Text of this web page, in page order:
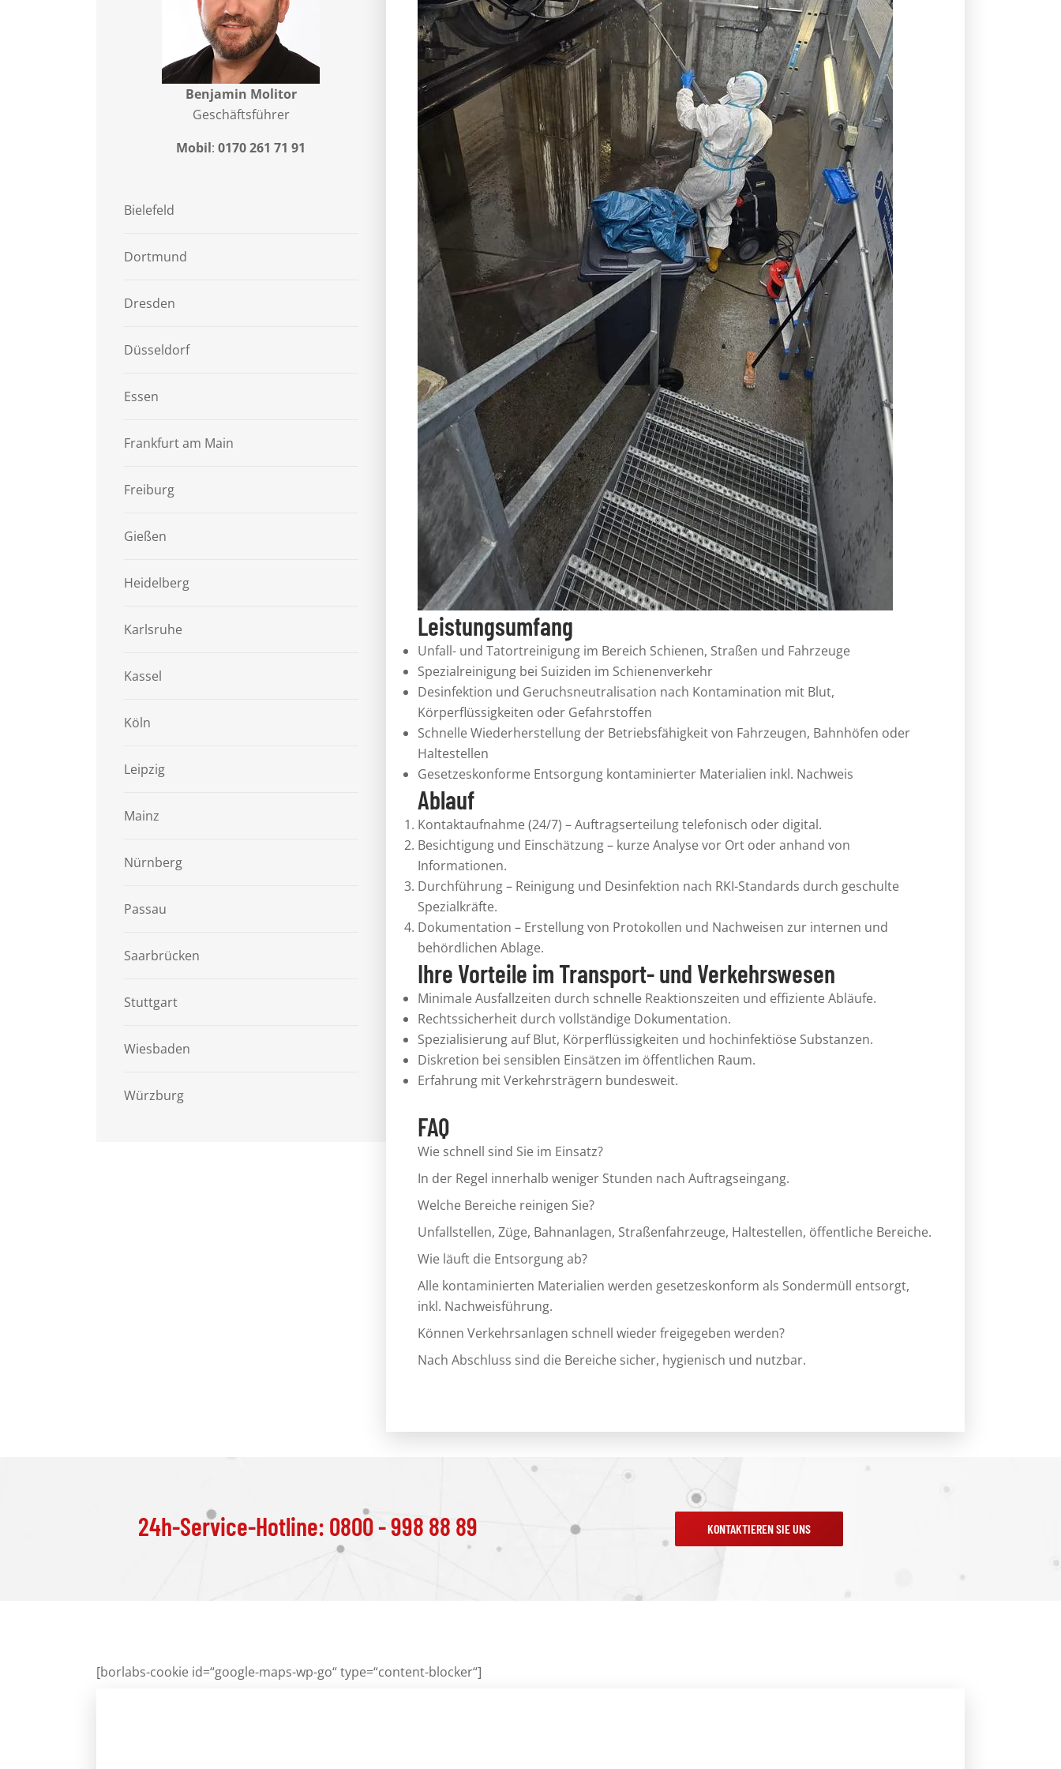
Benjamin Molitor
Geschäftsführer
Mobil:0170 261 71 91
Bielefeld
Dortmund
Dresden
Düsseldorf
Essen
Frankfurt am Main
Freiburg
Gießen
Heidelberg
Karlsruhe
Kassel
Köln
Leipzig
Mainz
Nürnberg
Passau
Saarbrücken
Stuttgart
Wiesbaden
Würzburg
Leistungsumfang
Unfall- und Tatortreinigung im Bereich Schienen, Straßen und Fahrzeuge
Spezialreinigung bei Suiziden im Schienenverkehr
Desinfektion und Geruchsneutralisation nach Kontamination mit Blut,
Körperflüssigkeiten oder Gefahrstoffen
Schnelle Wiederherstellung der Betriebsfähigkeit von Fahrzeugen, Bahnhöfen oder
Haltestellen
Gesetzeskonforme Entsorgung kontaminierter Materialien inkl. Nachweis
Ablauf
Kontaktaufnahme (24/7) – Auftragserteilung telefonisch oder digital.
Besichtigung und Einschätzung – kurze Analyse vor Ort oder anhand von
Informationen.
Durchführung – Reinigung und Desinfektion nach RKI-Standards durch geschulte
Spezialkräfte.
Dokumentation – Erstellung von Protokollen und Nachweisen zur internen und
behördlichen Ablage.
Ihre Vorteile im Transport- und Verkehrswesen
Minimale Ausfallzeiten durch schnelle Reaktionszeiten und effiziente Abläufe.
Rechtssicherheit durch vollständige Dokumentation.
Spezialisierung auf Blut, Körperflüssigkeiten und hochinfektiöse Substanzen.
Diskretion bei sensiblen Einsätzen im öffentlichen Raum.
Erfahrung mit Verkehrsträgern bundesweit.
FAQ
Wie schnell sind Sie im Einsatz?
In der Regel innerhalb weniger Stunden nach Auftragseingang.
Welche Bereiche reinigen Sie?
Unfallstellen, Züge, Bahnanlagen, Straßenfahrzeuge, Haltestellen, öffentliche Bereiche.
Wie läuft die Entsorgung ab?
Alle kontaminierten Materialien werden gesetzeskonform als Sondermüll entsorgt,
inkl. Nachweisführung.
Können Verkehrsanlagen schnell wieder freigegeben werden?
Nach Abschluss sind die Bereiche sicher, hygienisch und nutzbar.
24h-Service-Hotline: 0800 - 998 88 89 KONTAKTIEREN SIE UNS
[borlabs-cookie id=“google-maps-wp-go“ type=“content-blocker“]